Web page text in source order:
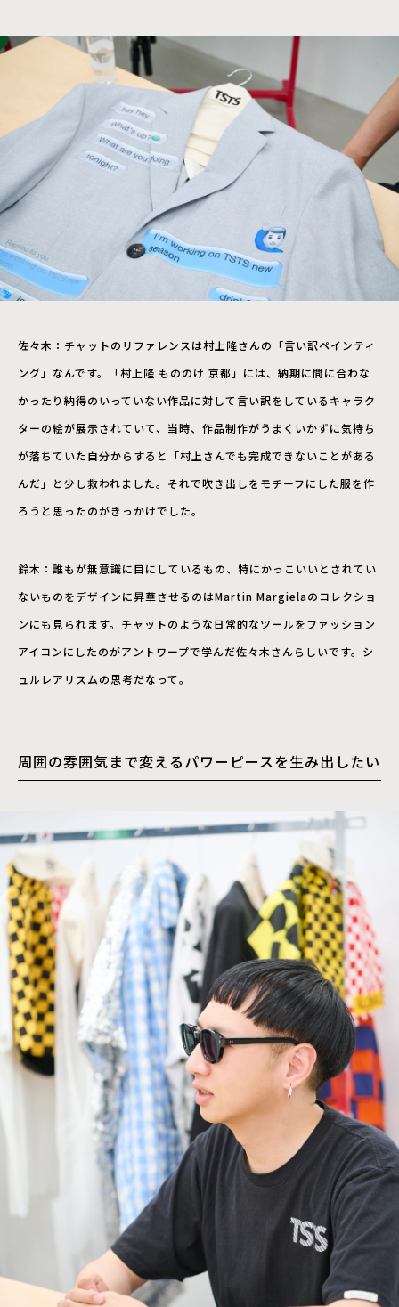
佐々木：チャットのリファレンスは村上隆さんの「言い訳ペインティ
ング」なんです。「村上隆 もののけ 京都」には、納期に間に合わな
かったり納得のいっていない作品に対して言い訳をしているキャラク
ターの絵が展示されていて、当時、作品制作がうまくいかずに気持ち
が落ちていた自分からすると「村上さんでも完成できないことがある
んだ」と少し救われました。それで吹き出しをモチーフにした服を作
ろうと思ったのがきっかけでした。
鈴木：誰もが無意識に目にしているもの、特にかっこいいとされてい
ないものをデザインに昇華させるのはMartin Margielaのコレクショ
ンにも見られます。チャットのような日常的なツールをファッション
アイコンにしたのがアントワープで学んだ佐々木さんらしいです。シ
ュルレアリスムの思考だなって。
周囲の雰囲気まで変えるパワーピースを生み出したい